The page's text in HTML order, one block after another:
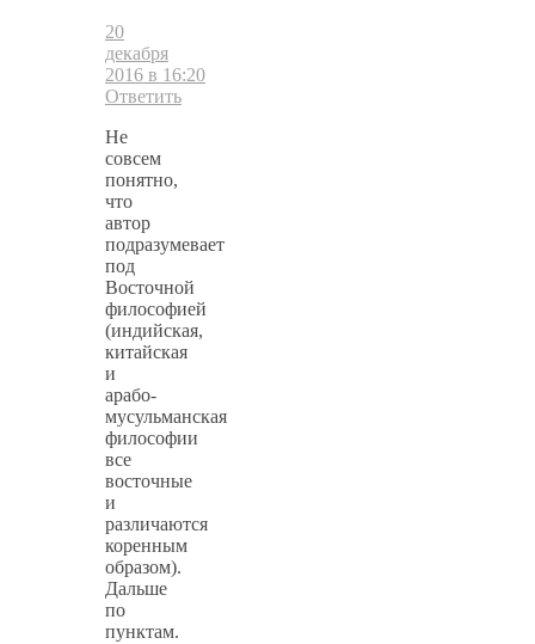
20
декабря
2016 в 16:20
Ответить
Не
совсем
понятно,
что
автор
подразумевает
под
Восточной
философией
(индийская,
китайская
и
арабо-
мусульманская
философии
все
восточные
и
различаются
коренным
образом).
Дальше
по
пунктам.